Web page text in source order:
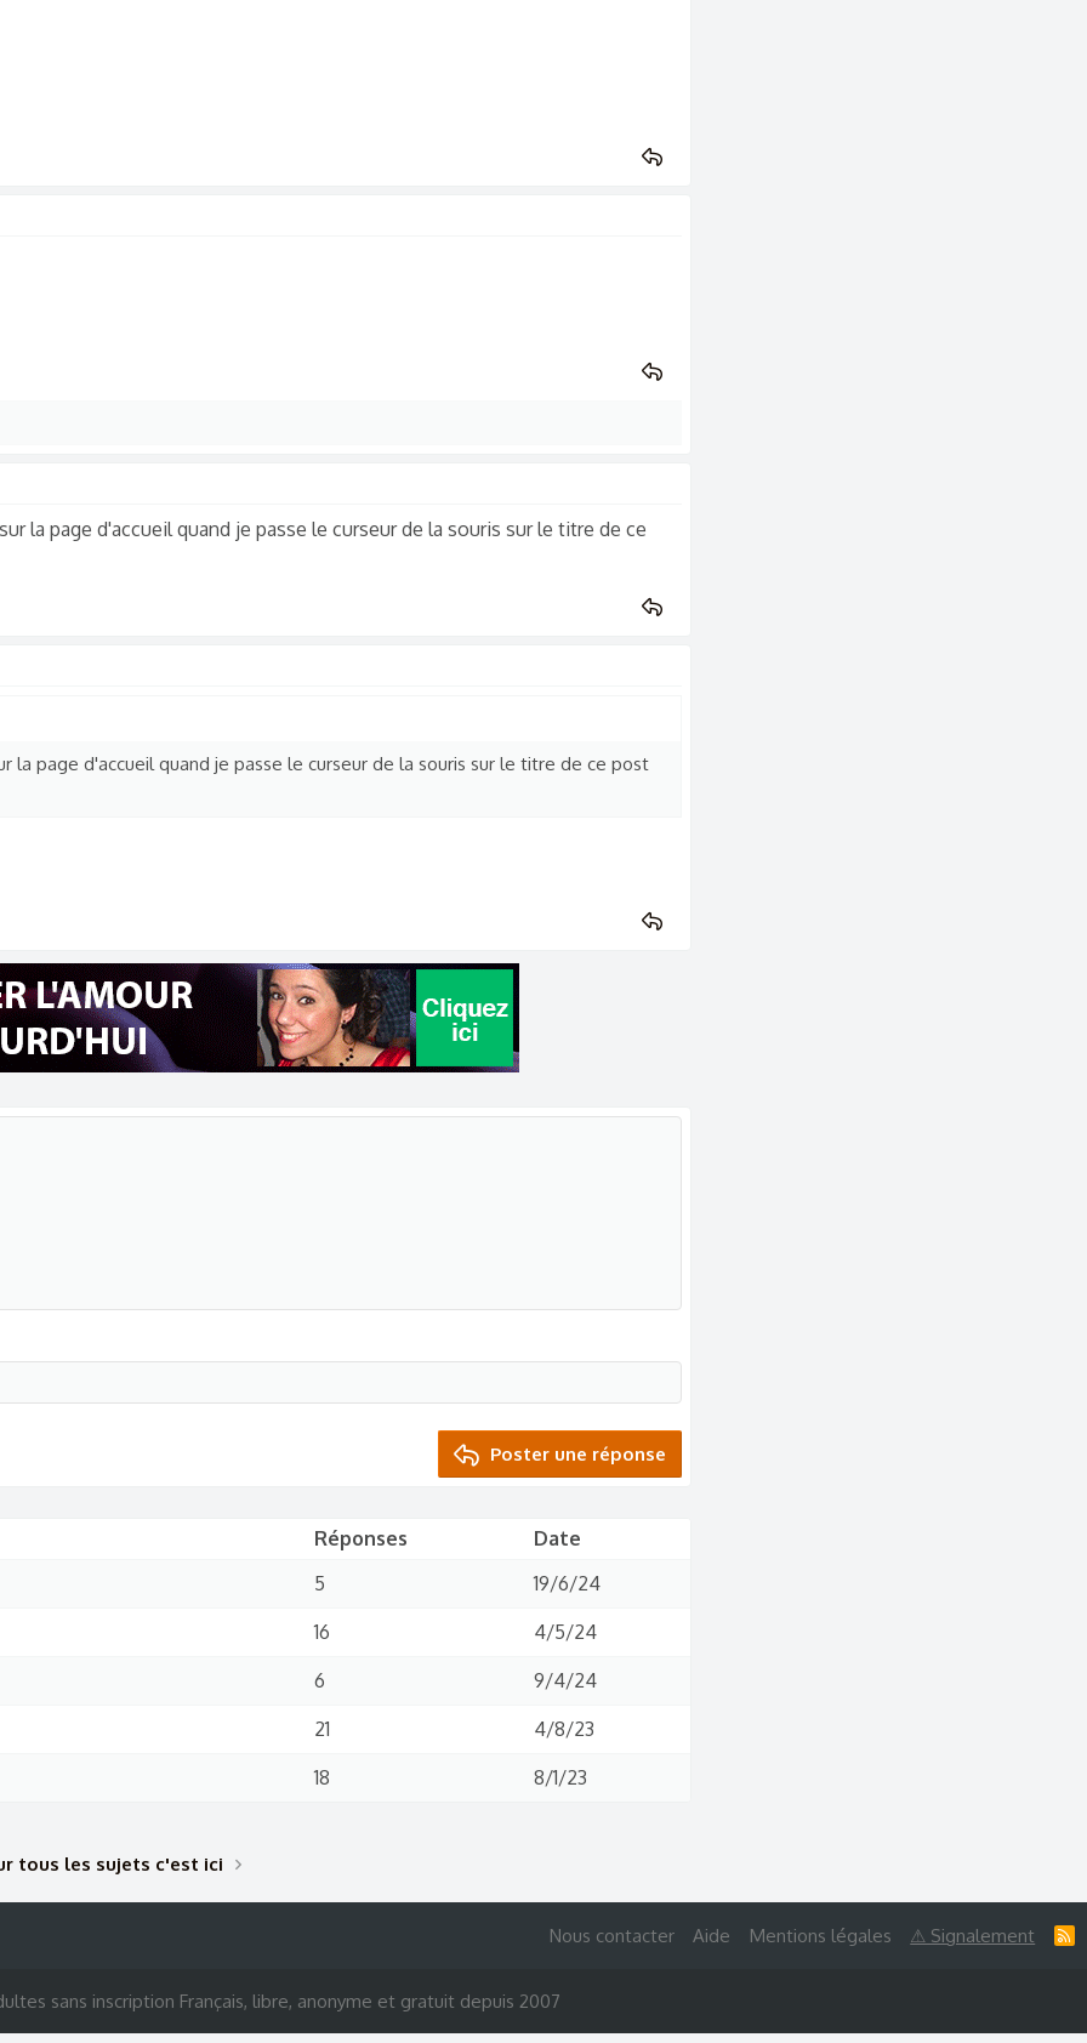
la page d'accueil quand je passe le curseur de la souris sur le titre de ce
la page d'accueil quand je passe le curseur de la souris sur le titre de ce post
Poster une réponse
Réponses
Date
5
19/6/24
16
4/5/24
6
9/4/24
21
4/8/23
18 8/1/23
tous les sujets c'est ici
Nous contacter Aide Mentions légales ⚠ Signalement
R
sans inscription Français, libre, anonyme et gratuit depuis 2007